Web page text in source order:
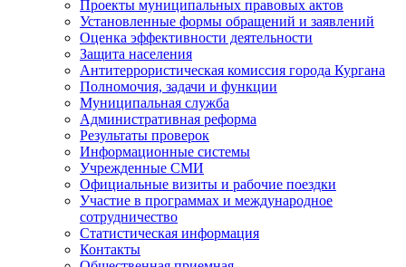
Проекты муниципальных правовых актов
Установленные формы обращений и заявлений
Оценка эффективности деятельности
Защита населения
Антитеррористическая комиссия города Кургана
Полномочия, задачи и функции
Муниципальная служба
Административная реформа
Результаты проверок
Информационные системы
Учрежденные СМИ
Официальные визиты и рабочие поездки
Участие в программах и международное
сотрудничество
Статистическая информация
Контакты